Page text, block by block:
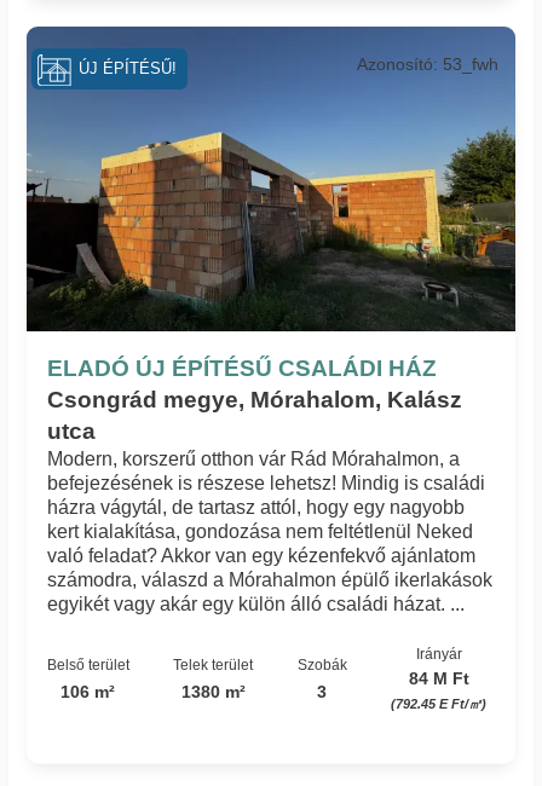
ELADÓ ÚJ ÉPÍTÉSŰ CSALÁDI HÁZ
Csongrád megye, Mórahalom, Kalász
utca
Azonosító: 53_fwh
Modern, korszerű otthon vár Rád Mórahalmon, a
befejezésének is részese lehetsz! Mindig is családi
házra vágytál, de tartasz attól, hogy egy nagyobb
kert kialakítása, gondozása nem feltétlenül Neked
való feladat? Akkor van egy kézenfekvő ajánlatom
számodra, válaszd a Mórahalmon épülő ikerlakások
egyikét vagy akár egy külön álló családi házat. ...
Belső terület
106 m²
Telek terület
1380 m²
Szobák
3
Irányár
84 M Ft
(792.45 E Ft/㎡)
ÚJ ÉPÍTÉSŰ!